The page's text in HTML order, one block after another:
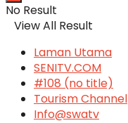
No Result
View All Result
Laman Utama
SENITV.COM
#108 (no title)
Tourism Channel
Info@swatv